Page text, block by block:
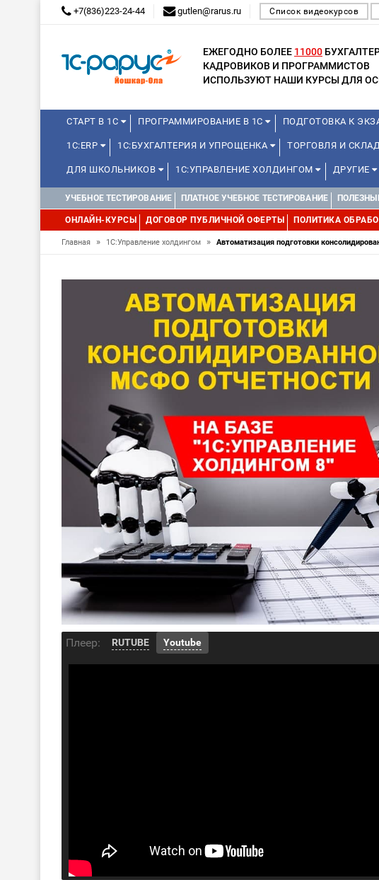
+7(836)223-24-44 gutlen@rarus.ru Список видеокурсов
ЕЖЕГОДНО БОЛЕЕ 11000
КАДРОВИКОВ И ПРОГРАММИСТОВ
ИСПОЛЬЗУЮТ НАШИ КУРСЫ ДЛЯ
СТАРТ В 1С ПРОГРАММИРОВАНИЕ В 1С ПОДГОТОВКА К
1С:ERP 1С:БУХГАЛТЕРИЯ И УПРОЩЕНКА ТОРГОВЛЯ И
ДЛЯ ШКОЛЬНИКОВ 1С:УПРАВЛЕНИЕ ХОЛДИНГОМ ДРУГИЕ
УЧЕБНОЕ ТЕСТИРОВАНИЕ ПЛАТНОЕ УЧЕБНОЕ ТЕСТИРОВАНИЕ
ОНЛАЙН-КУРСЫ ДОГОВОР ПУБЛИЧНОЙ ОФЕРТЫ ПОЛИТИКА
Главная » 1С:Управление холдингом » Автоматизация подготовки
Плеер: RUTUBE Youtube